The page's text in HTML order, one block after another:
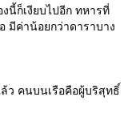
นี้ก็เงียบไปอีก ทหารที่
มีค่าน้อยกว่าดาราบาง
ว คนบนเรือคือผู้บริสุทธิ์